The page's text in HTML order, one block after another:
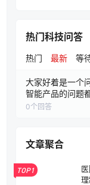
热门科技问答
热门 最新 等
大家好着是一个
智能产品的问题
0个回答
文章聚合
TOP1